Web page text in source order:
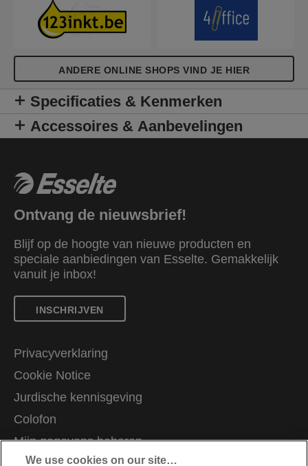
ANDERE ONLINE SHOPS VIND JE HIER
Specificaties & Kenmerken
Accessoires & Aanbevelingen
Ontvang de nieuwsbrief!
Blijf op de hoogte van nieuwe producten en
speciale aanbiedingen van Esselte. Gemakkelijk
vanuit je inbox!
INSCHRIJVEN
Privacyverklaring
Cookie Notice
Jurdische kennisgeving
Colofon
Mijn gegevens beheren
Vacatures
We use cookies on our site…